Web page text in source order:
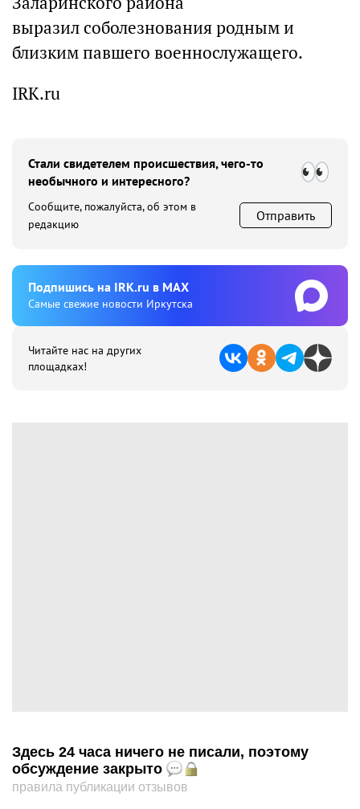
выразил соболезнования родным и
близким павшего военнослужащего.
IRK.ru
Стали свидетелем происшествия, чего-то
необычного и интересного?
Сообщите, пожалуйста, об этом в
редакцию
Отправить
Подпишиcь на IRK.ru в MAX
Cамые свежие новости Иркутска
Читайте нас на других
площадках!
Здесь 24 часа ничего не писали, поэтому
обсуждение закрыто
правила публикации отзывов